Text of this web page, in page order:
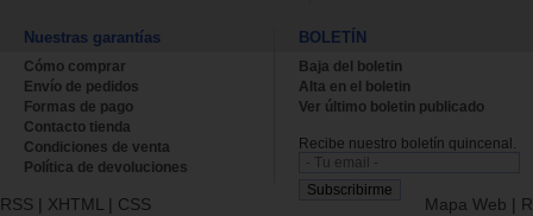
Nuestras garantías
Cómo comprar
Envío de pedidos
Formas de pago
Contacto tienda
Condiciones de venta
Política de devoluciones
BOLETÍN
Baja del boletin
Alta en el boletin
Ver último boletin publicado
Recibe nuestro boletín quincenal.
RSS | XHTML | CSS Mapa Web |